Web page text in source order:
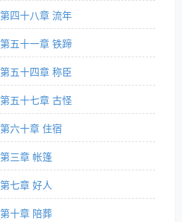
第四十八章 流年
第五十一章 铁蹄
第五十四章 称臣
第五十七章 古怪
第六十章 住宿
第三章 帐篷
第七章 好人
第十章 陪葬